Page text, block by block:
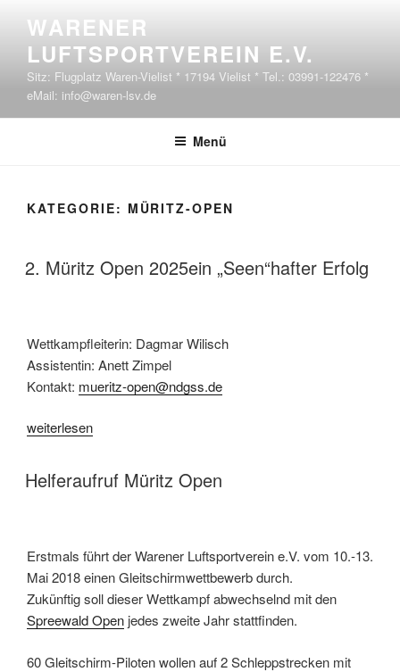
WARENER
LUFTSPORTVEREIN E.V.
Sitz: Flugplatz Waren-Vielist * 17194 Vielist * Tel.: 03991-122476 *
eMail: info@waren-lsv.de
Menü
KATEGORIE: MÜRITZ-OPEN
VERÖFFENTLICHT AM
2. Müritz Open 2025ein „Seen“hafter Erfolg
Wettkampfleiterin: Dagmar Wilisch
Assistentin: Anett Zimpel
Kontakt: mueritz-open@ndgss.de
„2. Müritz Open 2025ein „Seen“hafter Erfolg“
weiterlesen
VERÖFFENTLICHT AM
Helferaufruf Müritz Open
Erstmals führt der Warener Luftsportverein e.V. vom 10.-13.
Mai 2018 einen Gleitschirmwettbewerb durch.
Zukünftig soll dieser Wettkampf abwechselnd mit den
Spreewald Open jedes zweite Jahr stattfinden.
60 Gleitschirm-Piloten wollen auf 2 Schleppstrecken mit